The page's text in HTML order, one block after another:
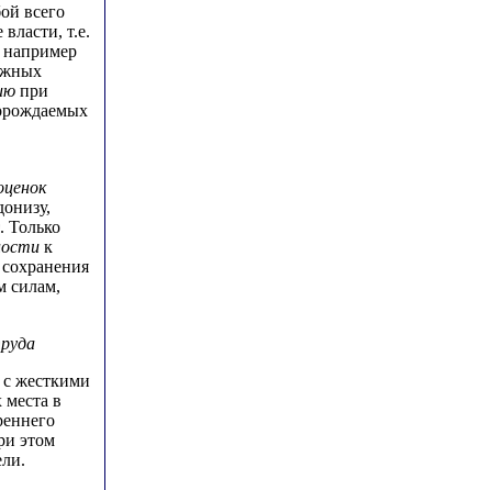
всего
т.е.
например
при
. Только
к
силам,
с жесткими
в
этом